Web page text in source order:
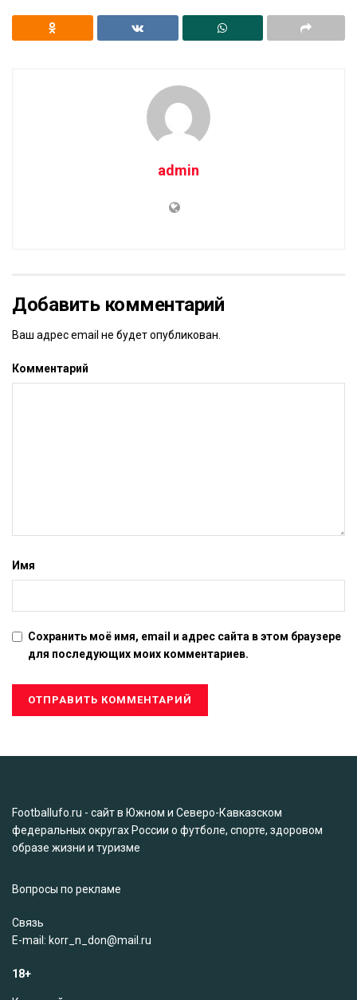
admin
Добавить комментарий
Ваш адрес email не будет опубликован.
Комментарий
Имя
Сохранить моё имя, email и адрес сайта в этом браузере
для последующих моих комментариев.
Footballufo.ru - сайт в Южном и Северо-Кавказском
федеральных округах России о футболе, спорте, здоровом
образе жизни и туризме
Вопросы по рекламе
Связь
Е-mail: korr_n_don@mail.ru
18+